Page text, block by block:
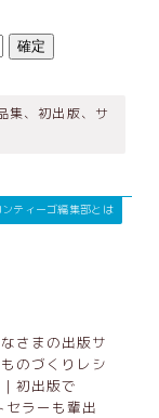
ィ）
ナー制度に
集、初出版、サ
ンティーゴ編集部とは
さまの出版サ
のづくりレシ
初出版で
ラーも輩出